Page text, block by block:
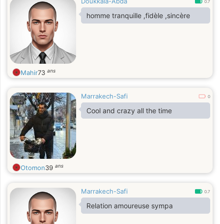
0.7
homme tranquille ,fidèle ,sincère
Mahir73 ans
Marrakech-Safi 0
Cool and crazy all the time
Otomon39 ans
Marrakech-Safi 0.7
Relation amoureuse sympa